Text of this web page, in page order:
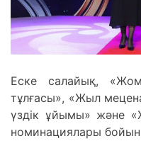
Еске салайық,
тұлғасы», «Жыл
үздік ұйымы» және
номинациялары